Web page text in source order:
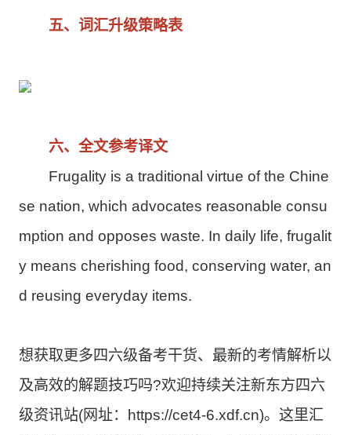
五、词汇升级策略表
六、全文参考译文
Frugality is a traditional virtue of the Chine
se nation, which advocates reasonable consu
mption and opposes waste. In daily life, frugalit
y means cherishing food, conserving water, an
d reusing everyday items.
想获取更多四六级备考干货、最新的考情解析以
及高效的解题技巧吗?欢迎持续关注新东方四六
级资讯站(网址：https://cet4-6.xdf.cn)。这里汇